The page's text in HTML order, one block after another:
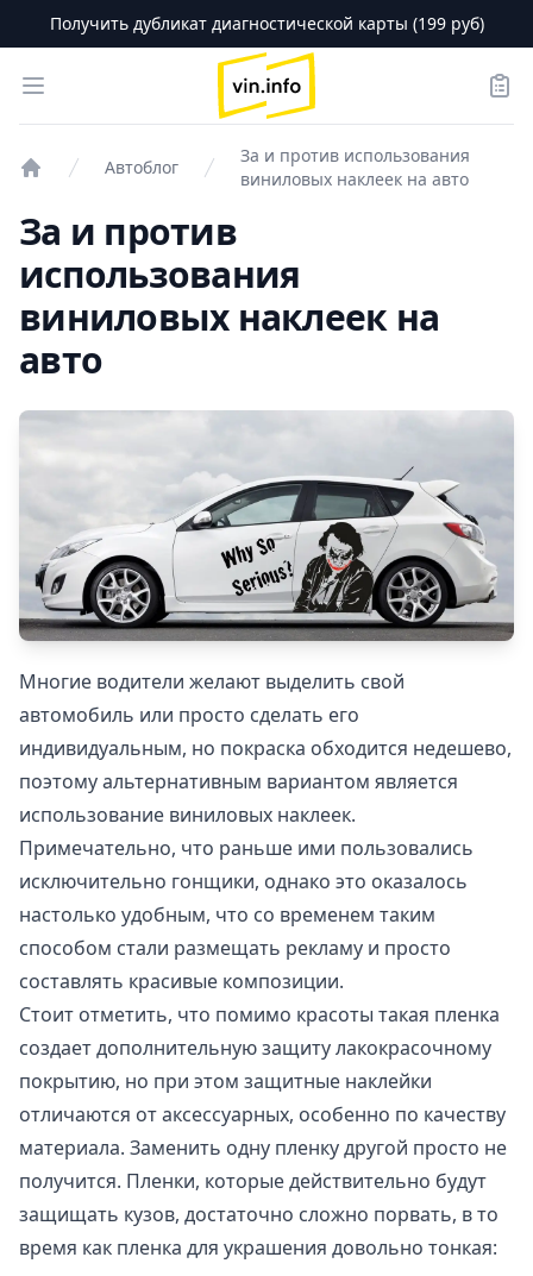
Получить дубликат диагностической карты (199 руб)
Open menu
logo
Автоблог
За и против использования
виниловых наклеек на авто
За и против
использования
виниловых наклеек на
авто
Многие водители желают выделить свой
автомобиль или просто сделать его
индивидуальным, но покраска обходится недешево,
поэтому альтернативным вариантом является
использование виниловых наклеек.
Примечательно, что раньше ими пользовались
исключительно гонщики, однако это оказалось
настолько удобным, что со временем таким
способом стали размещать рекламу и просто
составлять красивые композиции.
Стоит отметить, что помимо красоты такая пленка
создает дополнительную защиту лакокрасочному
покрытию, но при этом защитные наклейки
отличаются от аксессуарных, особенно по качеству
материала. Заменить одну пленку другой просто не
получится. Пленки, которые действительно будут
защищать кузов, достаточно сложно порвать, в то
время как пленка для украшения довольно тонкая: